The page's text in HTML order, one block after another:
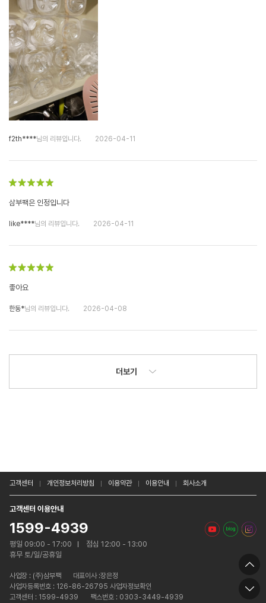
f2th****님의 리뷰입니다. 2026-04-11
삼부팩은 인정입니다
like****님의 리뷰입니다. 2026-04-11
좋아요
한동*님의 리뷰입니다. 2026-04-08
더보기
고객센터 개인정보처리방침 이용약관 이용안내 회사소개
고객센터 이용안내
1599-4939
평일 09:00 - 17:00
점심 12:00 - 13:00
휴무 토/일/공휴일
사업장 : (주)삼부팩
대표이사 :장은정
사업자등록번호 : 126-86-26795 사업자정보확인
고객센터 : 1599-4939
팩스번호 : 0303-3449-4939